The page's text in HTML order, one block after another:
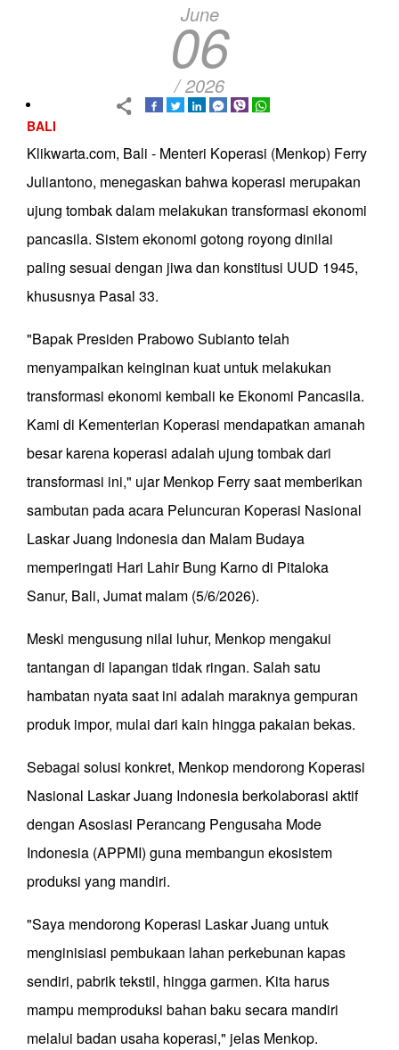
June
06
/ 2026
BALI
Klikwarta.com, Bali - Menteri Koperasi (Menkop) Ferry
Juliantono, menegaskan bahwa koperasi merupakan
ujung tombak dalam melakukan transformasi ekonomi
pancasila. Sistem ekonomi gotong royong dinilai
paling sesuai dengan jiwa dan konstitusi UUD 1945,
khususnya Pasal 33.
"Bapak Presiden Prabowo Subianto telah
menyampaikan keinginan kuat untuk melakukan
transformasi ekonomi kembali ke Ekonomi Pancasila.
Kami di Kementerian Koperasi mendapatkan amanah
besar karena koperasi adalah ujung tombak dari
transformasi ini," ujar Menkop Ferry saat memberikan
sambutan pada acara Peluncuran Koperasi Nasional
Laskar Juang Indonesia dan Malam Budaya
memperingati Hari Lahir Bung Karno di Pitaloka
Sanur, Bali, Jumat malam (5/6/2026).
Meski mengusung nilai luhur, Menkop mengakui
tantangan di lapangan tidak ringan. Salah satu
hambatan nyata saat ini adalah maraknya gempuran
produk impor, mulai dari kain hingga pakaian bekas.
Sebagai solusi konkret, Menkop mendorong Koperasi
Nasional Laskar Juang Indonesia berkolaborasi aktif
dengan Asosiasi Perancang Pengusaha Mode
Indonesia (APPMI) guna membangun ekosistem
produksi yang mandiri.
"Saya mendorong Koperasi Laskar Juang untuk
menginisiasi pembukaan lahan perkebunan kapas
sendiri, pabrik tekstil, hingga garmen. Kita harus
mampu memproduksi bahan baku secara mandiri
melalui badan usaha koperasi," jelas Menkop.